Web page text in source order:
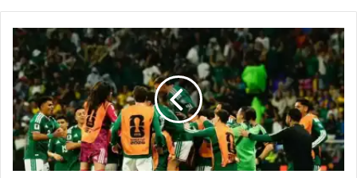
La
joie
du
Mexique
tourne
à
la
tragédie…
Deux